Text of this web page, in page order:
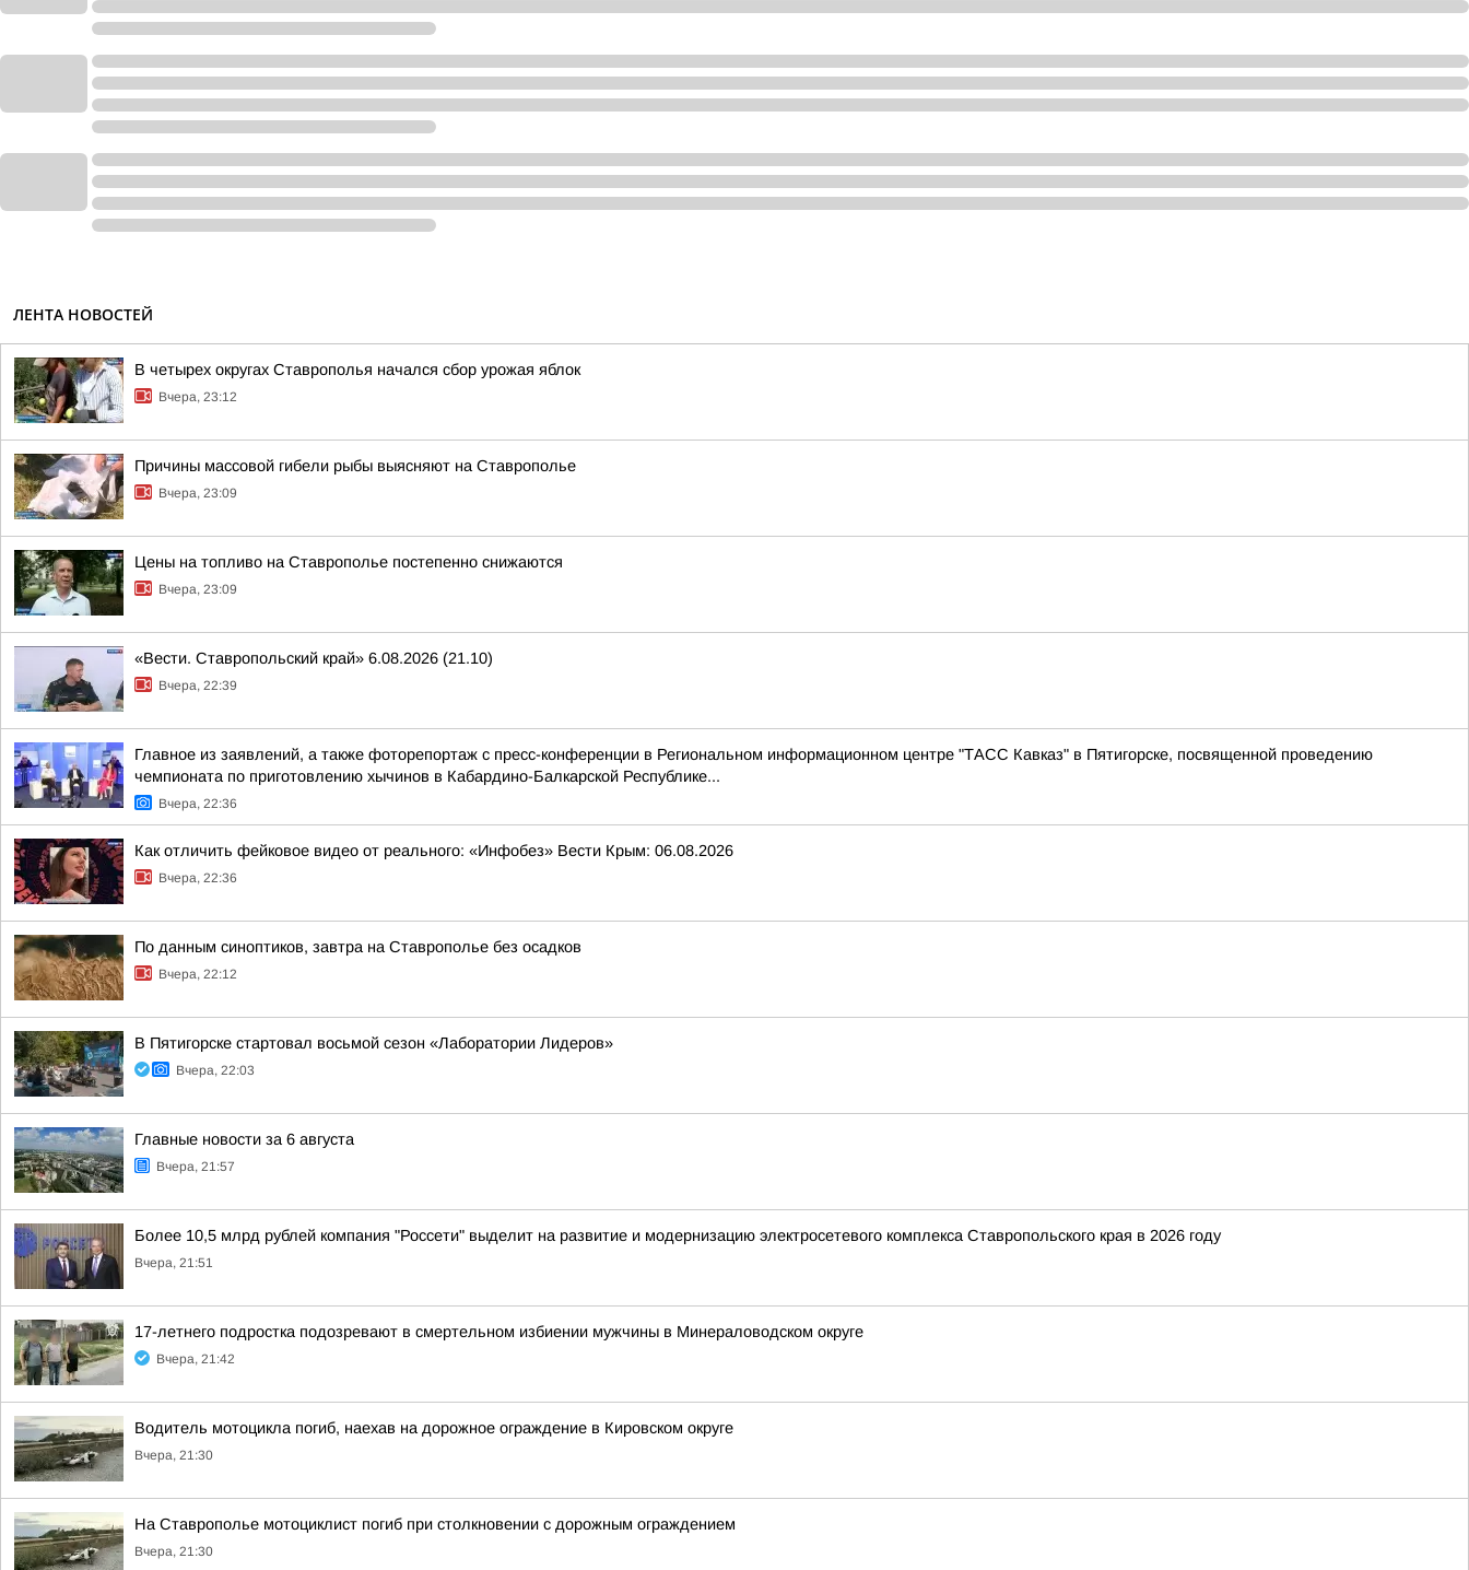
ЛЕНТА НОВОСТЕЙ
В четырех округах Ставрополья начался сбор урожая яблок
Вчера, 23:12
Причины массовой гибели рыбы выясняют на Ставрополье
Вчера, 23:09
Цены на топливо на Ставрополье постепенно снижаются
Вчера, 23:09
«Вести. Ставропольский край» 6.08.2026 (21.10)
Вчера, 22:39
Главное из заявлений, а также фоторепортаж с пресс-конференции в Региональном информационном центре "ТАСС Кавказ" в Пятигорске, посвященной проведению
чемпионата по приготовлению хычинов в Кабардино-Балкарской Республике...
Вчера, 22:36
Как отличить фейковое видео от реального: «Инфобез» Вести Крым: 06.08.2026
Вчера, 22:36
По данным синоптиков, завтра на Ставрополье без осадков
Вчера, 22:12
В Пятигорске стартовал восьмой сезон «Лаборатории Лидеров»
Вчера, 22:03
Главные новости за 6 августа
Вчера, 21:57
Более 10,5 млрд рублей компания "Россети" выделит на развитие и модернизацию электросетевого комплекса Ставропольского края в 2026 году
Вчера, 21:51
17-летнего подростка подозревают в смертельном избиении мужчины в Минераловодском округе
Вчера, 21:42
Водитель мотоцикла погиб, наехав на дорожное ограждение в Кировском округе
Вчера, 21:30
На Ставрополье мотоциклист погиб при столкновении с дорожным ограждением
Вчера, 21:30